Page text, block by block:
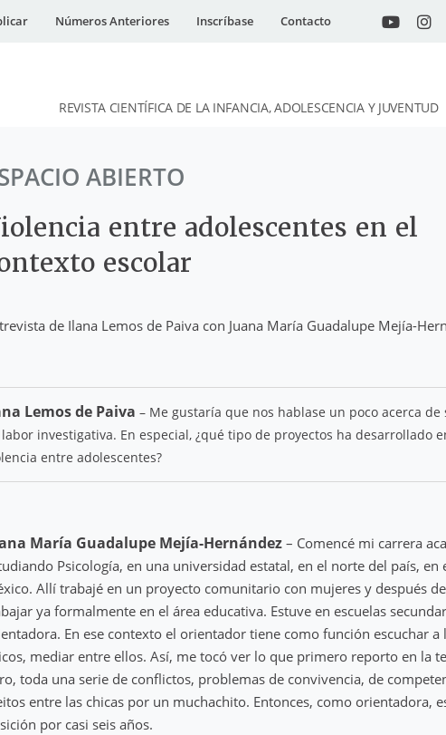
Números Anteriores Inscríbase Contacto
REVISTA CIENTÍFICA DE LA INFANCIA, ADOLESCENCIA Y JUVENTUD
ABIERTO
entre adolescentes en el
escolar
de Ilana Lemos de Paiva con Juana María Guadalupe Mejía-
Lemos de Paiva – Me gustaría que nos hablase un poco acerca
investigativa. En especial, ¿qué tipo de proyectos ha desarrollado
entre adolescentes?
María Guadalupe Mejía-Hernández – Comencé mi carrera
Psicología, en una universidad estatal, en el norte del país, en
Allí trabajé en un proyecto comunitario con mujeres y después
ya formalmente en el área educativa. Estuve en escuelas
En ese contexto el orientador tiene como función escuchar a
mediar entre ellos. Así, me tocó ver lo que primero reporto en la
toda una serie de conflictos, problemas de convivencia, de
entre las chicas por un muchachito. Entonces, como orientadora,
por casi seis años.